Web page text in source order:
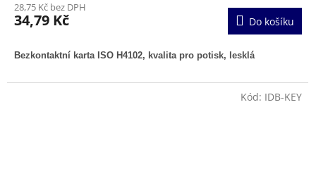
28,75 Kč bez DPH
34,79 Kč Do košíku
Bezkontaktní karta ISO H4102, kvalita pro potisk, lesklá
Kód: IDB-KEY